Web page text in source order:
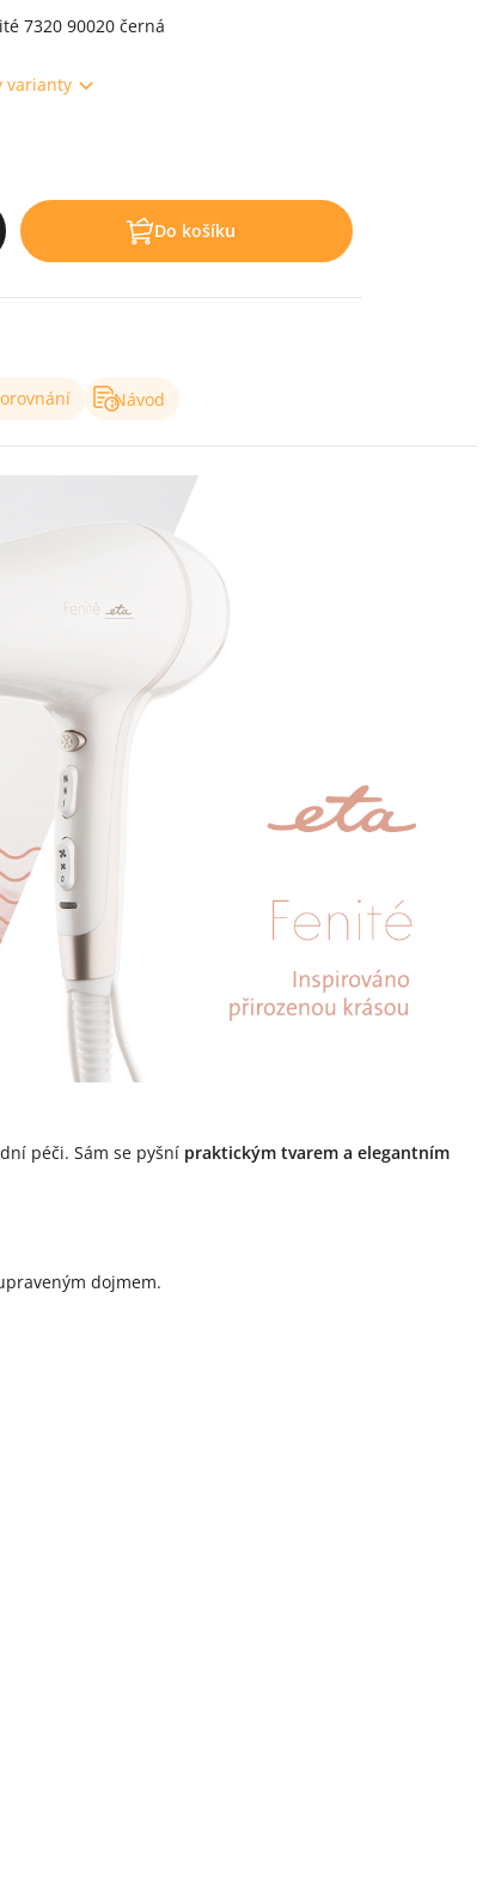
7320 90020 černá
varianty
Do košíku
Návod
péči. Sám se pyšní praktickým tvarem a elegantním
dojmem.